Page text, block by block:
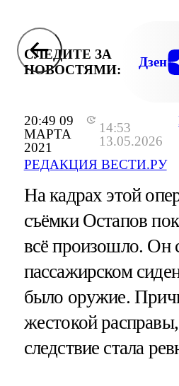
20:49 09
МАРТА
2021
14:53
13.05.2026
РЕДАКЦИЯ ВЕСТИ.РУ
СЛЕДИТЕ ЗА
НОВОСТЯМИ:
Дзен
На кадрах этой
съёмки Остапов
всё произошло. Он
пассажирском
было оружие.
жестокой
следствие стала